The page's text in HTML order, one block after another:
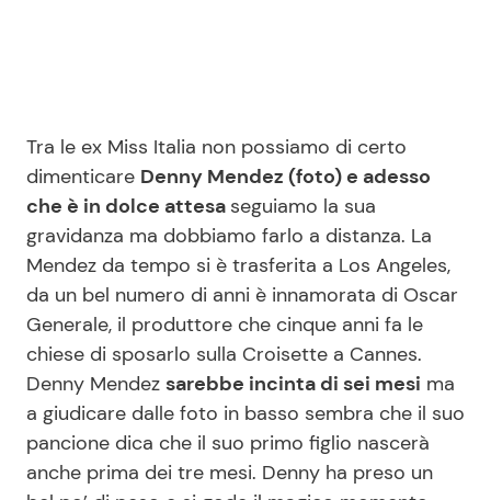
News Spettacolo
Benessere
Casa
Moda e Style
Mondo Mamma
News benessere
Cucina e Ricette
Consigli di Cucina
Dolci
Le Ricette in TV
Primi Piatti
Tra le ex Miss Italia non possiamo di certo
dimenticare Denny Mendez (foto) e adesso
che è in dolce attesa seguiamo la sua
gravidanza ma dobbiamo farlo a distanza. La
Mendez da tempo si è trasferita a Los Angeles,
da un bel numero di anni è innamorata di Oscar
Generale, il produttore che cinque anni fa le
chiese di sposarlo sulla Croisette a Cannes.
Denny Mendez sarebbe incinta di sei mesi ma
a giudicare dalle foto in basso sembra che il suo
pancione dica che il suo primo figlio nascerà
anche prima dei tre mesi. Denny ha preso un